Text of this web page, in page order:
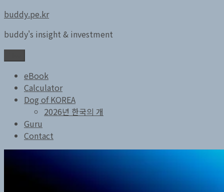
콘
츠
로
바
buddy.pe.kr
buddy's insight & investment
eBook
Calculator
Dog of KOREA
2026년 한국의 개
Guru
Contact